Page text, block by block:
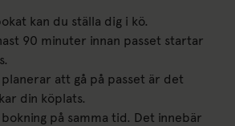
kan du ställa dig i kö.
90 minuter innan passet startar
att gå på passet är det
din köplats.
på samma tid. Det innebär